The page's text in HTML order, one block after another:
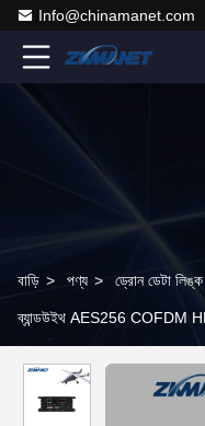
Info@chinamanet.com
বাড়ি > পণ্য > ড্রোন ডেটা লিঙ্ক
ব্যান্ডউইথ AES256 COFDM HD